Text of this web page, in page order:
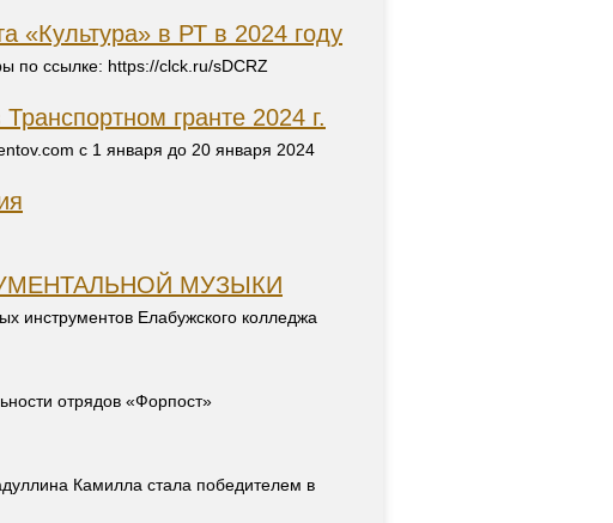
«Культура» в РТ в 2024 году
по ссылке: https://clck.ru/sDCRZ
гранте 2024 г.
с 1 января до 20 января 2024
МУЗЫКИ
инструментов Елабужского колледжа
отрядов «Форпост»
Камилла стала победителем в